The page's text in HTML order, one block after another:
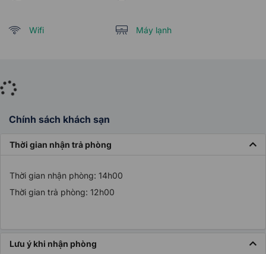
Wifi Máy lạnh
Chính sách khách sạn
Thời gian nhận trả phòng
Thời gian nhận phòng: 14h00
Thời gian trả phòng: 12h00
Lưu ý khi nhận phòng